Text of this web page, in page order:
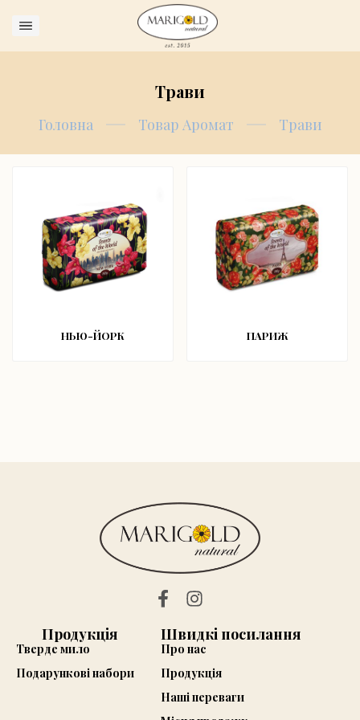
Трави
Головна Товар Аромат Трави
НЬЮ-ЙОРК ПАРИЖ
Продукція
Тверде мило
Подарункові набори
Швидкі посилання
Про нас
Продукція
Наші переваги
Sign in
Create an account